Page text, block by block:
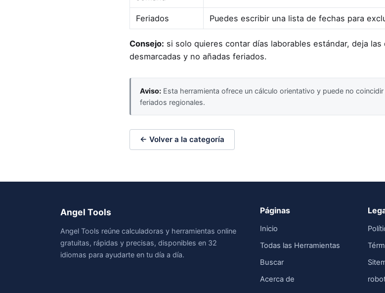
Feriados Puedes escribir una lista de fechas para
Consejo: si solo quieres contar días laborables estándar, deja
desmarcadas y no añadas feriados.
Aviso: Esta herramienta ofrece un cálculo orientativo y puede no
feriados regionales.
← Volver a la categoría
Angel Tools
Angel Tools reúne calculadoras y herramientas online
gratuitas, rápidas y precisas, disponibles en 32
idiomas para ayudarte en tu día a día.
Páginas
Inicio
Todas las Herramientas
Buscar
Acerca de